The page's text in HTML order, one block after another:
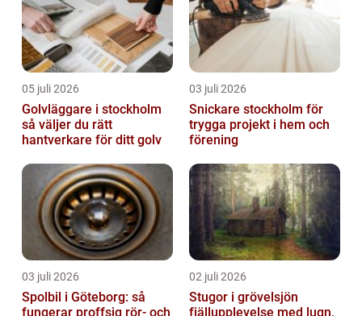
05 juli 2026
Golvläggare i stockholm
så väljer du rätt
hantverkare för ditt golv
03 juli 2026
Snickare stockholm för
trygga projekt i hem och
förening
03 juli 2026
Spolbil i Göteborg: så
fungerar proffsig rör- och
02 juli 2026
Stugor i grövelsjön
fjällupplevelse med lugn,